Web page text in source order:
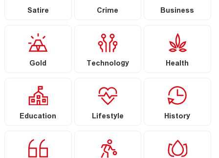
Satire Crime Business
Gold Technology Health
Education Lifestyle History